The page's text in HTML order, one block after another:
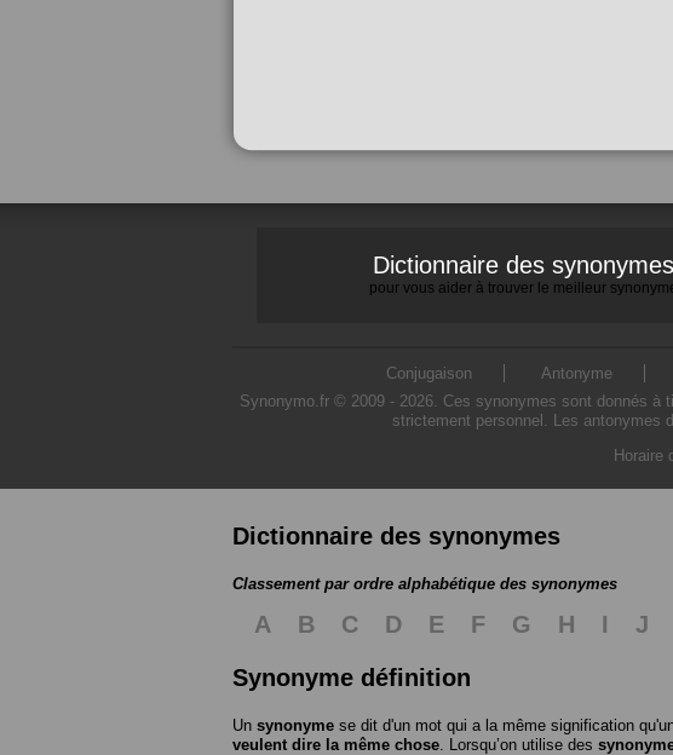
Dictionnaire des synonymes
pour vous aider à trouver le meilleur
Conjugaison Antonyme
Synonymo.fr © 2009 - 2026. Ces synonymes sont donnés à
strictement personnel. Les antonymes
Horaire
Dictionnaire des synonymes
Classement par ordre alphabétique des synonymes
A B C D E F G H I J
Synonyme définition
Un synonyme se dit d'un mot qui a la même signification
veulent dire la même chose . Lorsqu’on utilise des